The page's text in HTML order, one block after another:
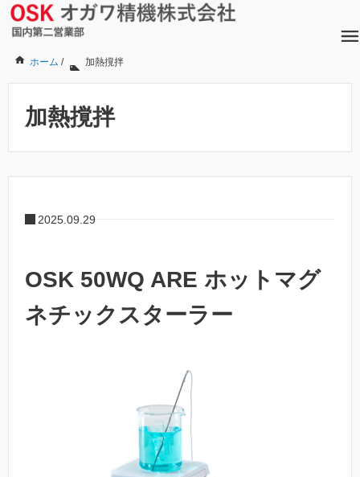
ホーム / 加熱撹拌
加熱撹拌
2025.09.29
OSK 50WQ ARE ホットマグ
ネチックスターラー